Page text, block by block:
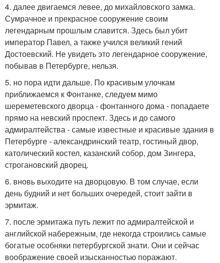
4. далее двигаемся левее, до михайловского замка.
Сумрачное и прекрасное сооружение своим
легендарным прошлым славится. Здесь был убит
император Павел, а также учился великий гений
Достоевский. Не увидеть это легендарное сооружение,
побывав в Петербурге, нельзя.
5. но пора идти дальше. По красивым улочкам
приближаемся к Фонтанке, следуем мимо
шереметевского дворца - фонтанного дома - попадаете
прямо на невский проспект. Здесь и до самого
адмиралтейства - самые известные и красивые здания в
Петербурге - александринский театр, гостиный двор,
католический костел, казанский собор, дом Зингера,
строгановский дворец.
6. вновь выходите на дворцовую. В том случае, если
день будний и нет больших очередей, стоит зайти в
эрмитаж.
7. после эрмитажа путь лежит по адмиралтейской и
английской набережным, где некогда строились самые
богатые особняки петербургской знати. Они и сейчас
воображение своей изысканностью поражают.